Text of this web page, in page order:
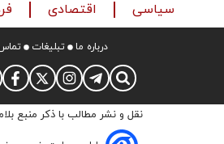
سیاسی اقتصادی
درباره ما تبلیغات
نقل و نشر مطالب با ذکر منبع